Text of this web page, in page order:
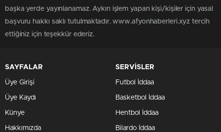
başka yerde yayınlanamaz. Aykırı işlem yapan kişi/kişiler için yasal
başvuru hakkı saklı tutulmaktadır. www.afyonhaberleri.xyz tercih
ettiğiniz için teşekkür ederiz.
SAYFALAR
Üye Girişi
Üye Kaydı
Künye
Hakkımızda
SERVİSLER
Futbol İddaa
Basketbol İddaa
Hentbol İddaa
Bilardo İddaa